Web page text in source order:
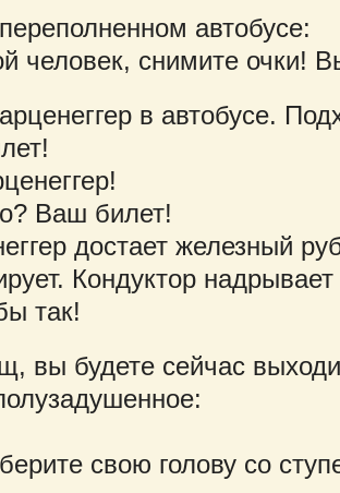
автобусе:
человек, снимите очки!
в автобусе.
Ваш билет!
достает железный
Кондуктор
так!
вы будете сейчас
свою голову со